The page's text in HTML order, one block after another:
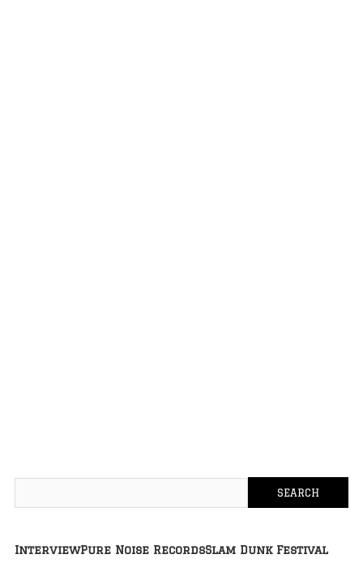
InterviewPure Noise RecordsSlam Dunk Festival